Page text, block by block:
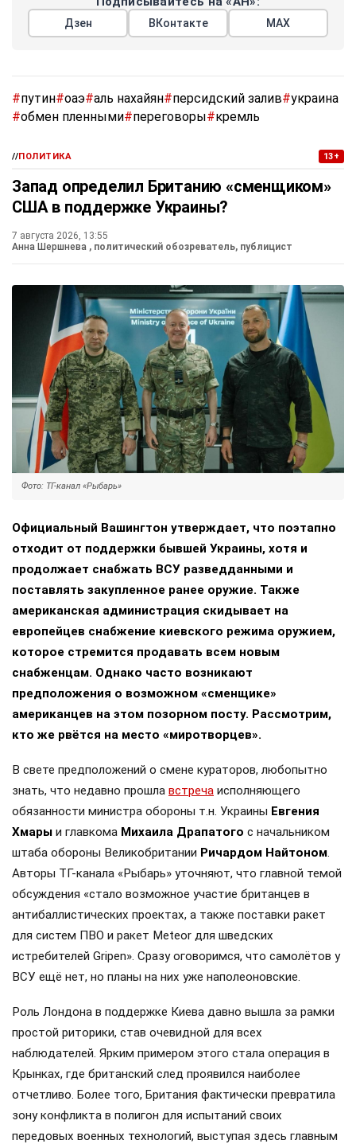
Дзен ВКонтакте МАХ
#путин#оаэ#аль нахайян#персидский залив#украина
#обмен пленными#переговоры#кремль
//ПОЛИТИКА 13+
Запад определил Британию «сменщиком»
США в поддержке Украины?
7 августа 2026, 13:55
Анна Шершнева , политический обозреватель, публицист
Фото: ТГ-канал «Рыбарь»
Официальный Вашингтон утверждает, что поэтапно
отходит от поддержки бывшей Украины, хотя и
продолжает снабжать ВСУ разведданными и
поставлять закупленное ранее оружие. Также
американская администрация скидывает на
европейцев снабжение киевского режима оружием,
которое стремится продавать всем новым
снабженцам. Однако часто возникают
предположения о возможном «сменщике»
американцев на этом позорном посту. Рассмотрим,
кто же рвётся на место «миротворцев».
В свете предположений о смене кураторов, любопытно
знать, что недавно прошла встреча исполняющего
обязанности министра обороны т.н. Украины Евгения
Хмары и главкома Михаила Драпатого с начальником
штаба обороны Великобритании Ричардом Найтоном.
Авторы ТГ-канала «Рыбарь» уточняют, что главной темой
обсуждения «стало возможное участие британцев в
антибаллистических проектах, а также поставки ракет
для систем ПВО и ракет Meteor для шведских
истребителей Gripen». Сразу оговоримся, что самолётов у
ВСУ ещё нет, но планы на них уже наполеоновские.
Роль Лондона в поддержке Киева давно вышла за рамки
простой риторики, став очевидной для всех
наблюдателей. Ярким примером этого стала операция в
Крынках, где британский след проявился наиболее
отчетливо. Более того, Британия фактически превратила
зону конфликта в полигон для испытаний своих
передовых военных технологий, выступая здесь главным